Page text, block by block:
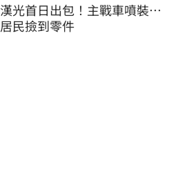
漢光首日出包！主戰車噴裝…
居民撿到零件